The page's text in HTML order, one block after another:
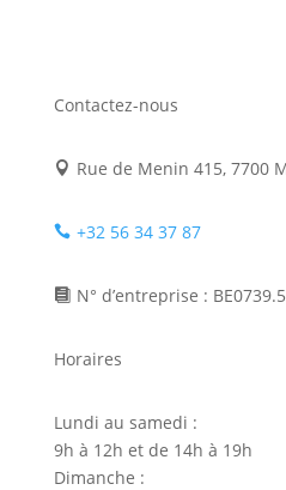
Contactez-nous
 Rue de Menin 415, 7700
 +32 56 34 37 87
 N° d’entreprise :
Horaires
Lundi au samedi :
9h à 12h et de 14h à 19h
Dimanche :